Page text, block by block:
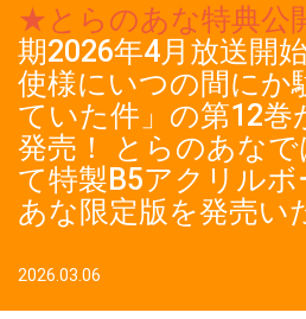
★とらのあな特典公
期2026年4月放送開
使様にいつの間にか
ていた件」の第12巻
発売！ とらのあなで
て特製B5アクリル
あな限定版を発売い
2026.03.06